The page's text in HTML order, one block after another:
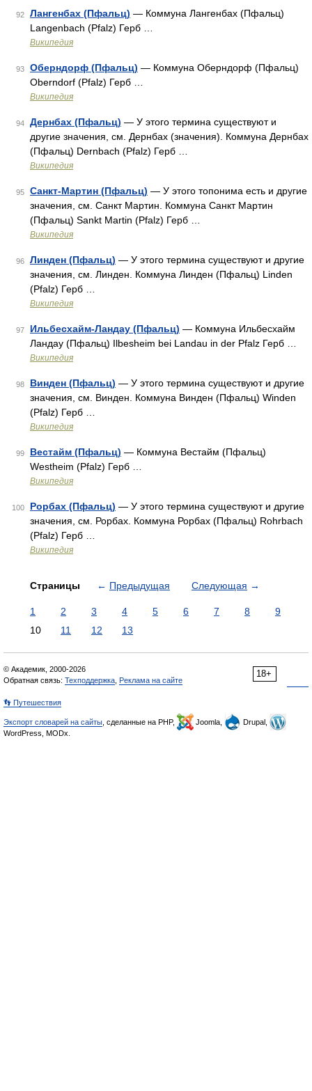
92 Лангенбах (Пфальц) — Коммуна Лангенбах (Пфальц)
Langenbach (Pfalz) Герб …
Википедия
93 Оберндорф (Пфальц) — Коммуна Оберндорф (Пфальц)
Oberndorf (Pfalz) Герб …
Википедия
94 Дернбах (Пфальц) — У этого термина существуют и
другие значения, см. Дернбах (значения). Коммуна Дернбах
(Пфальц) Dernbach (Pfalz) Герб …
Википедия
95 Санкт-Мартин (Пфальц) — У этого топонима есть и другие
значения, см. Санкт Мартин. Коммуна Санкт Мартин
(Пфальц) Sankt Martin (Pfalz) Герб …
Википедия
96 Линден (Пфальц) — У этого термина существуют и другие
значения, см. Линден. Коммуна Линден (Пфальц) Linden
(Pfalz) Герб …
Википедия
97 Ильбесхайм-Ландау (Пфальц) — Коммуна Ильбесхайм
Ландау (Пфальц) Ilbesheim bei Landau in der Pfalz Герб …
Википедия
98 Винден (Пфальц) — У этого термина существуют и другие
значения, см. Винден. Коммуна Винден (Пфальц) Winden
(Pfalz) Герб …
Википедия
99 Вестайм (Пфальц) — Коммуна Вестайм (Пфальц)
Westheim (Pfalz) Герб …
Википедия
100 Рорбах (Пфальц) — У этого термина существуют и другие
значения, см. Рорбах. Коммуна Рорбах (Пфальц) Rohrbach
(Pfalz) Герб …
Википедия
Страницы ← Предыдущая Следующая →
1 2 3 4 5 6 7 8
9
10
11 12 13
18+
© Академик, 2000-2026
Обратная связь: Техподдержка Реклама на сайте
👣 Путешествия
Экспорт словарей на сайты , сделанные на PHP, Joomla,
Drupal,
WordPress, MODx.